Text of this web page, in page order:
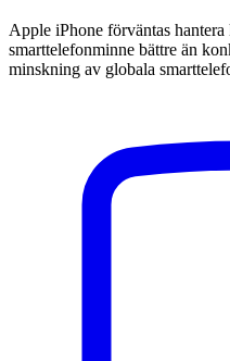
Apple iPhone förväntas
smarttelefonminne bättre än
minskning av globala